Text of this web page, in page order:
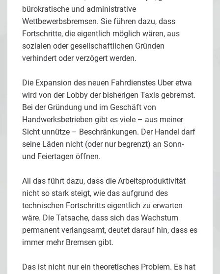
bürokratische und administrative
Wettbewerbsbremsen. Sie führen dazu, dass
Fortschritte, die eigentlich möglich wären, aus
sozialen oder gesellschaftlichen Gründen
verhindert oder verzögert werden.
Die Expansion des neuen Fahrdienstes Uber etwa
wird von der Lobby der bisherigen Taxis gebremst.
Bei der Gründung und im Geschäft von
Handwerksbetrieben gibt es viele – aus meiner
Sicht unnütze – Beschränkungen. Der Handel darf
seine Läden nicht (oder nur begrenzt) an Sonn-
und Feiertagen öffnen.
All das führt dazu, dass die Arbeitsproduktivität
nicht so stark steigt, wie das aufgrund des
technischen Fortschritts eigentlich zu erwarten
wäre. Die Tatsache, dass sich das Wachstum
permanent verlangsamt, deutet darauf hin, dass es
immer mehr Bremsen gibt.
Das ist nicht nur ein theoretisches Problem. Es hat